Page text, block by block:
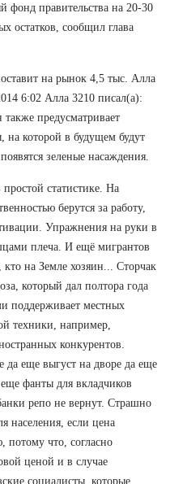
правительства на 20-30
остатков, сообщил глава
на рынок 4,5 тыс. Алла
6:02 Алла 3210 писал(а):
предусматривает
на которой в будущем будут
зеленые насаждения.
статистике. На
берутся за работу,
Упражнения на руки в
плеча. И ещё мигрантов
на Земле хозяин... Сторчак
который дал полтора года
поддерживает местных
техники, например,
конкурентов.
да еще выгуст на дворе да еще
фанты для вкладчиков
репо не вернут. Страшно
населения, если цена
потому что, согласно
ценой и в случае
социалисты, которые